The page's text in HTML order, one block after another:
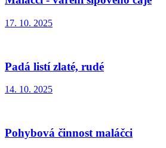
17. 10. 2025
Padá listí zlaté, rudé
14. 10. 2025
Pohybová činnost maláčci